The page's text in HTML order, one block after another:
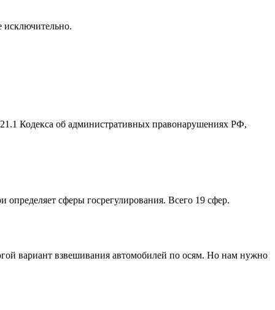
исключительно.
Кодекса об административных правонарушениях РФ,
сферы госрегулирования. Всего 19 сфер.
вариант взвешивания автомобилей по осям. Но нам нужно